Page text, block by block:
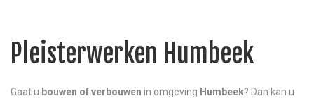
Pleisterwerken Humbeek
Gaat u bouwen of verbouwen in omgeving Humbeek? Dan kan u